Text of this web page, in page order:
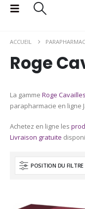
ACCUEIL
Roge
La gamme Roge Cavailles
parapharmacie en ligne
Achetez en ligne les
Livraison gratuite
POSITION DU FILTRE